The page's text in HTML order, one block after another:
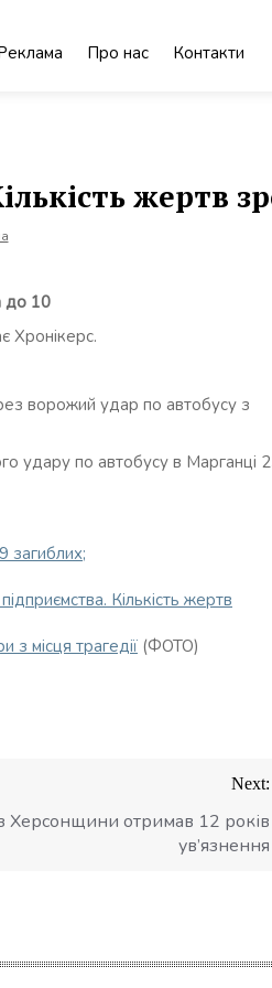
Про нас Контакти
жертв
до 10
Хронікерс.
ворожий удар по автобусу з
удару по автобусу в Марганці
загиблих;
Кількість жертв
з місця трагедії (ФОТО)
Next:
Херсонщини отримав 12 років
ув’язнення